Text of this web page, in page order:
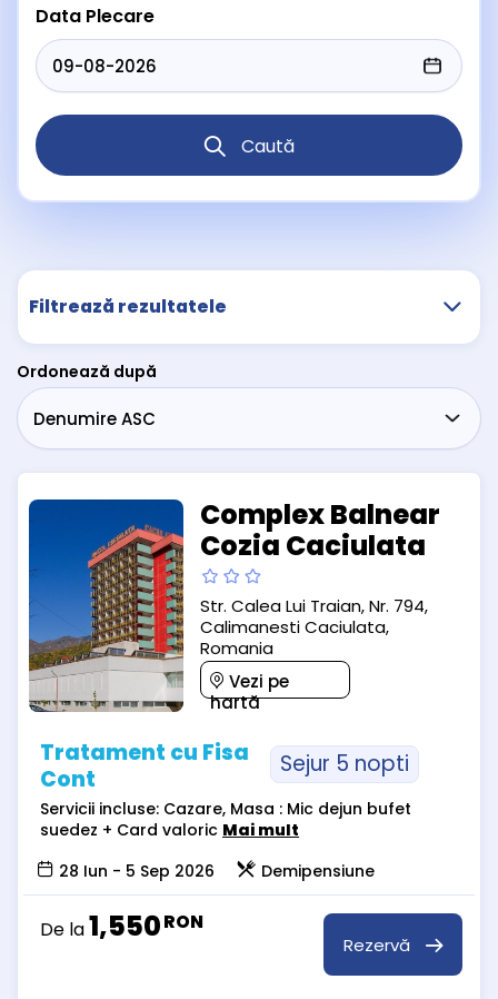
Data Plecare
Caută
Filtrează rezultatele
Ordonează după
Complex Balnear
Cozia Caciulata
Str. Calea Lui Traian, Nr. 794,
Calimanesti Caciulata,
Romania
Vezi pe
hartă
Tratament cu Fisa
Cont
Sejur 5 nopti
Servicii incluse: Cazare, Masa : Mic dejun bufet
suedez + Card valoric Mai mult
28 Iun - 5 Sep 2026
Demipensiune
De la1,550RON
Rezervă